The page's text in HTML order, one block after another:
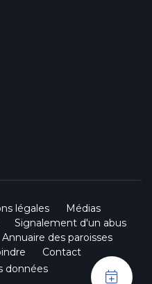
légales
Médias
Signalement d'un abus
Annuaire des paroisses
Contact
données